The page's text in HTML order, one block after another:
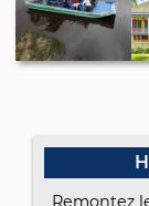
Remontez